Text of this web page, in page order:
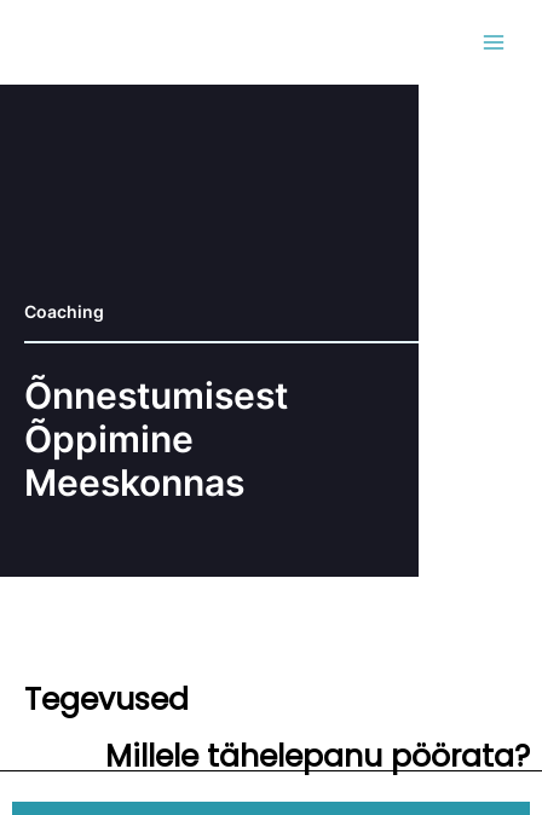
Coaching
Õnnestumisest
Õppimine
Meeskonnas
Tegevused
Millele tähelepanu pöörata?